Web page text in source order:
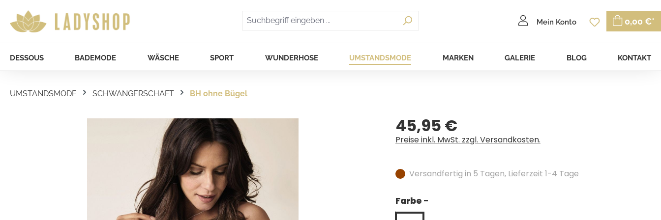
Mein Konto Du hast 0
0,00 €*
DESSOUS BADEMODE WÄSCHE SPORT WUNDERHOSE UMSTANDSMODE MARKEN GALERIE BLOG KONTAKT
UMSTANDSMODE SCHWANGERSCHAFT BH ohne Bügel
Regulärer Preis:
45,95 €
Preise inkl. MwSt. zzgl. Versandkosten.
Versandfertig in 5 Tagen, Lieferzeit 1-4 Tage
Farbe -